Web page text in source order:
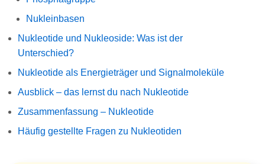
Nukleinbasen
Nukleotide und Nukleoside: Was ist der
Unterschied?
Nukleotide als Energieträger und Signalmoleküle
Ausblick – das lernst du nach Nukleotide
Zusammenfassung – Nukleotide
Häufig gestellte Fragen zu Nukleotiden